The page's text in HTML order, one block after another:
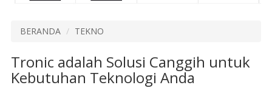
BERANDA TEKNO
Tronic adalah Solusi Canggih untuk
Kebutuhan Teknologi Anda